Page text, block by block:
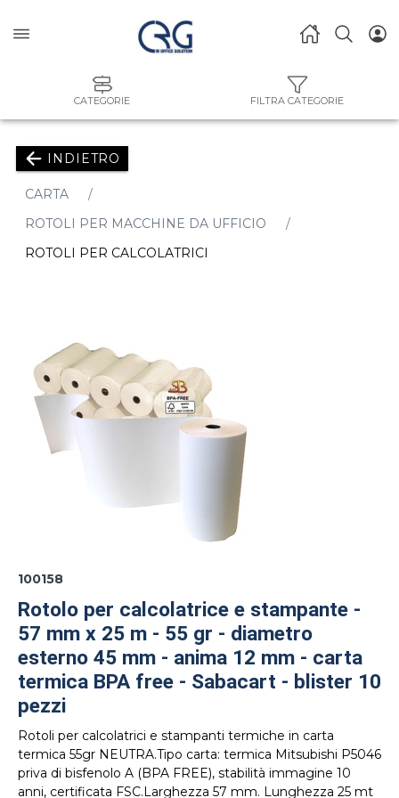
CATEGORIE FILTRA CATEGORIE
INDIETRO
CARTA
ROTOLI PER MACCHINE DA UFFICIO
ROTOLI PER CALCOLATRICI
100158
Rotolo per calcolatrice e stampante -
57 mm x 25 m - 55 gr - diametro
esterno 45 mm - anima 12 mm - carta
termica BPA free - Sabacart - blister 10
pezzi
Rotoli per calcolatrici e stampanti termiche in carta
termica 55gr NEUTRA.Tipo carta: termica Mitsubishi P5046
priva di bisfenolo A (BPA FREE), stabilità immagine 10
anni, certificata FSC.Larghezza 57 mm. Lunghezza 25 mt